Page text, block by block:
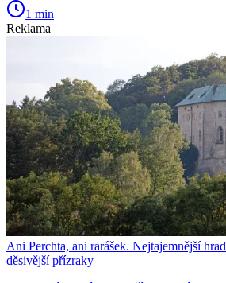
1 min
Reklama
Ani Perchta, ani rarášek. Nejtajemnější
děsivější přízraky